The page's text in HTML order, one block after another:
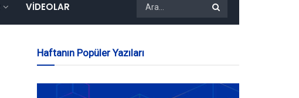
VIDEOLAR
Haftanın Popüler Yazıları